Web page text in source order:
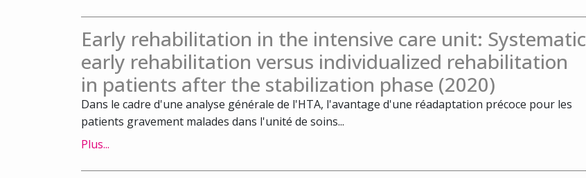
Early rehabilitation in the intensive care unit: Systematic
early rehabilitation versus individualized rehabilitation
in patients after the stabilization phase (2020)
Dans le cadre d'une analyse générale de l'HTA, l'avantage d'une réadaptation précoce pour les
patients gravement malades dans l'unité de soins...
Plus...